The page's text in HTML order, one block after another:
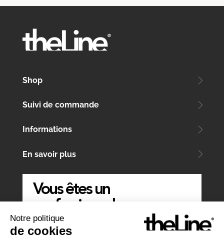
Shop
Suivi de commande
Informations
En savoir plus
Vous êtes un
professionnel
Notre politique
de cookies